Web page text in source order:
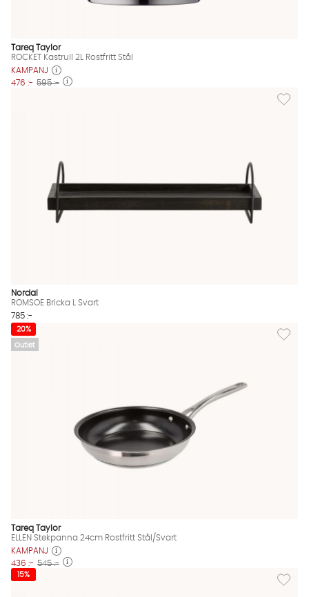
Tareq Taylor
ROCKET Kastrull 2L Rostfritt Stål
KAMPANJ
476 :- 595 :-
Lägg
Nordal
ROMSOE Bricka L Svart
785 :-
Outlet
Lägg
20%
Tareq Taylor
ELLEN Stekpanna 24cm Rostfritt Stål/Svart
KAMPANJ
436 :- 545 :-
Lägg
15%